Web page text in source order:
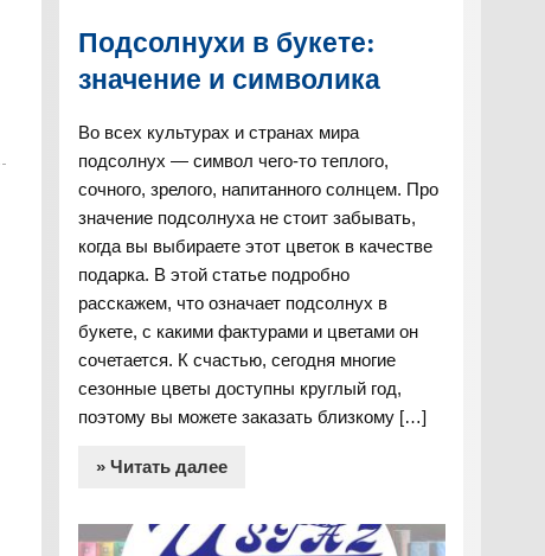
Подсолнухи в букете:
значение и символика
Во всех культурах и странах мира
подсолнух — символ чего-то теплого,
сочного, зрелого, напитанного солнцем. Про
значение подсолнуха не стоит забывать,
когда вы выбираете этот цветок в качестве
подарка. В этой статье подробно
расскажем, что означает подсолнух в
букете, с какими фактурами и цветами он
сочетается. К счастью, сегодня многие
сезонные цветы доступны круглый год,
поэтому вы можете заказать близкому […]
» Читать далее